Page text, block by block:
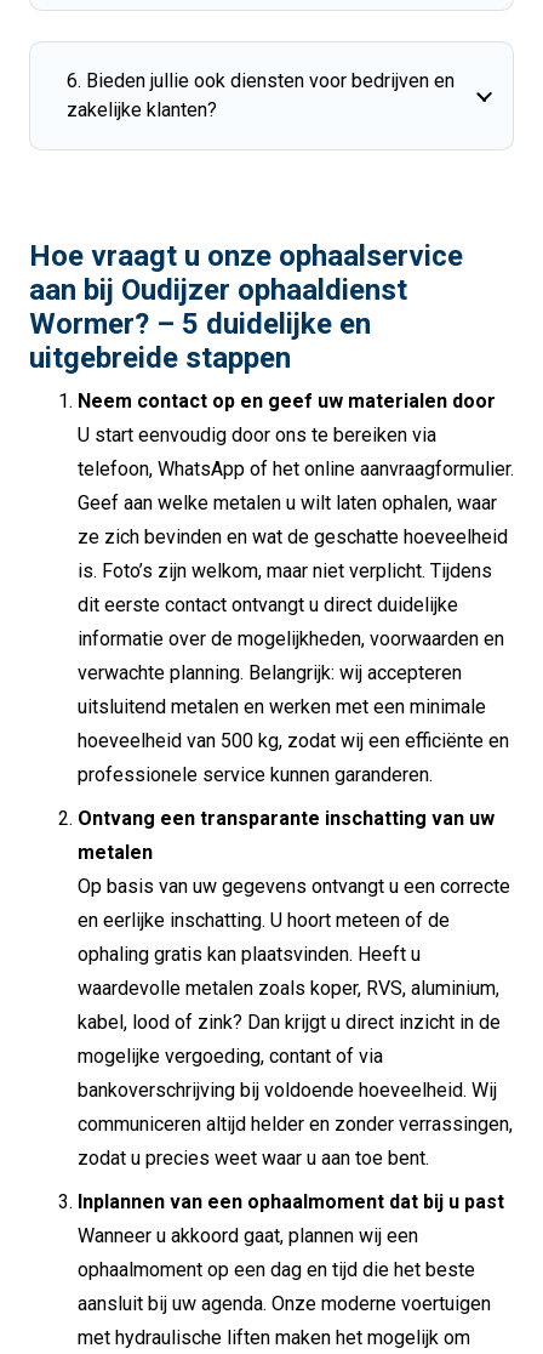
6. Bieden jullie ook diensten voor bedrijven en
zakelijke klanten?
Hoe vraagt u onze ophaalservice
aan bij Oudijzer ophaaldienst
Wormer? – 5 duidelijke en
uitgebreide stappen
Neem contact op en geef uw materialen door
U start eenvoudig door ons te bereiken via
telefoon, WhatsApp of het online aanvraagformulier.
Geef aan welke metalen u wilt laten ophalen, waar
ze zich bevinden en wat de geschatte hoeveelheid
is. Foto’s zijn welkom, maar niet verplicht. Tijdens
dit eerste contact ontvangt u direct duidelijke
informatie over de mogelijkheden, voorwaarden en
verwachte planning. Belangrijk: wij accepteren
uitsluitend metalen en werken met een minimale
hoeveelheid van 500 kg, zodat wij een efficiënte en
professionele service kunnen garanderen.
Ontvang een transparante inschatting van uw
metalen
Op basis van uw gegevens ontvangt u een correcte
en eerlijke inschatting. U hoort meteen of de
ophaling gratis kan plaatsvinden. Heeft u
waardevolle metalen zoals koper, RVS, aluminium,
kabel, lood of zink? Dan krijgt u direct inzicht in de
mogelijke vergoeding, contant of via
bankoverschrijving bij voldoende hoeveelheid. Wij
communiceren altijd helder en zonder verrassingen,
zodat u precies weet waar u aan toe bent.
Inplannen van een ophaalmoment dat bij u past
Wanneer u akkoord gaat, plannen wij een
ophaalmoment op een dag en tijd die het beste
aansluit bij uw agenda. Onze moderne voertuigen
met hydraulische liften maken het mogelijk om